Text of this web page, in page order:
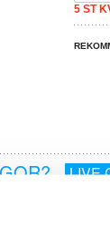
5 ST
LIVE